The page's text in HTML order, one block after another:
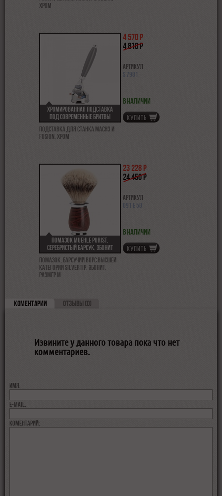
хром
Хромированная подставка
под современные бритвы
Подставка для станка Mach3 и
Fusion, хром
4 570 р
4 810 р
Артикул
S 7981
В наличии
КУПИТЬ
Помазок MUEHLE PURIST,
серебристый барсук, эбонит
Помазок, барсучий ворс высшей
категории Silvertip, эбонит,
размер M
23 228 р
24 450 р
Артикул
091 E 58
В наличии
КУПИТЬ
КОМЕНТАРИИ ОТЗЫВЫ (0)
Извините у данного товара пока что нет
комментариев.
Имя:
E-MAIL:
коментарий: